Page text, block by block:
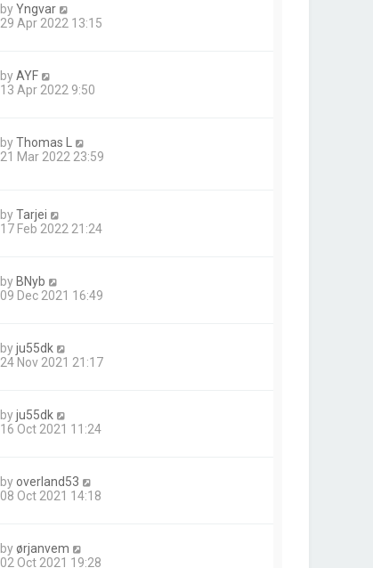
byYngvar
29 Apr 2022 13:15
byAYF
13 Apr 2022 9:50
byThomas L
21 Mar 2022 23:59
byTarjei
17 Feb 2022 21:24
by BNyb
09 Dec 2021 16:49
byju55dk
24 Nov 2021 21:17
byju55dk
16 Oct 2021 11:24
byoverland53
08 Oct 2021 14:18
byørjanvem
02 Oct 2021 19:28